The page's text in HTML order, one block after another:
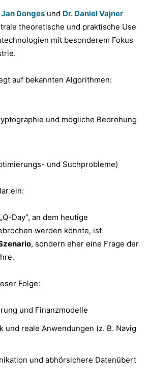
Jan Donges und Dr. Daniel Vajner
theoretische und praktische Use
mit besonderem Fokus
auf bekannten Algorithmen:
und mögliche Bedrohung
und Suchprobleme)
ein:
Day“, an dem heutige
werden könnte, ist
, sondern eher eine Frage der
Folge:
und Finanzmodelle
und reale Anwendungen (z. B. Navig
und abhörsichere Datenübert